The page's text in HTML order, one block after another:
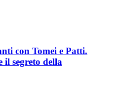
con Tomei e Patti.
il segreto della